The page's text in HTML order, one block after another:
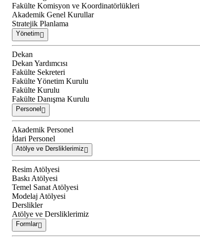
Fakülte Komisyon ve Koordinatörlükleri
Akademik Genel Kurullar
Stratejik Planlama
Yönetim
Dekan
Dekan Yardımcısı
Fakülte Sekreteri
Fakülte Yönetim Kurulu
Fakülte Kurulu
Fakülte Danışma Kurulu
Personel
Akademik Personel
İdari Personel
Atölye ve Dersliklerimiz
Resim Atölyesi
Baskı Atölyesi
Temel Sanat Atölyesi
Modelaj Atölyesi
Derslikler
Atölye ve Dersliklerimiz
Formlar